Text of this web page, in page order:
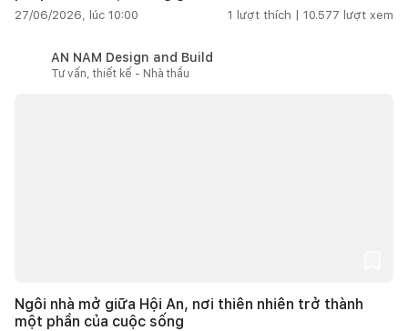
27/06/2026, lúc 10:00 1 lượt thích | 10.577 lượt xem
AN NAM Design and Build
Tư vấn, thiết kế - Nhà thầu
Ngôi nhà mở giữa Hội An, nơi thiên nhiên trở thành
một phần của cuộc sống